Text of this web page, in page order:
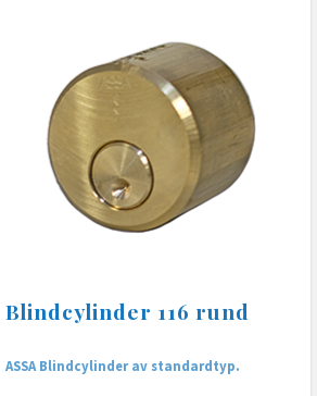
Blindcylinder 116 rund
ASSA Blindcylinder av standardtyp.